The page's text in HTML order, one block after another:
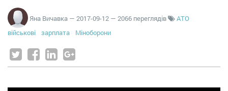
Яна Вичавка — 2017-09-12 — 2066 переглядів
АТО
військові
зарплата Міноборони